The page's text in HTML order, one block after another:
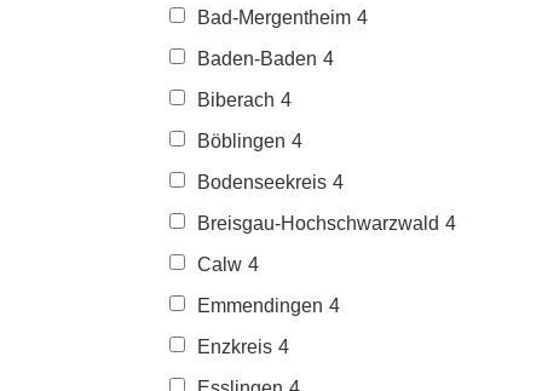
Bad-Mergentheim 4
Baden-Baden 4
Biberach 4
Böblingen 4
Bodenseekreis 4
Breisgau-Hochschwarzwald 4
Calw 4
Emmendingen 4
Enzkreis 4